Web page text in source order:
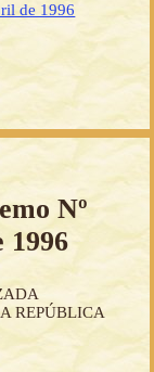
de 1996
Nº
1996
REPÚBLICA